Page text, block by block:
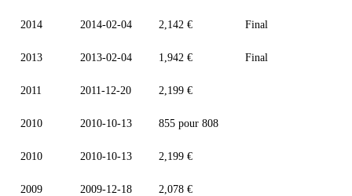
2014 2014-02-04 2,142 € Final
2013 2013-02-04 1,942 € Final
2011 2011-12-20 2,199 €
2010 2010-10-13 855 pour 808
2010 2010-10-13 2,199 €
2009 2009-12-18 2,078 €